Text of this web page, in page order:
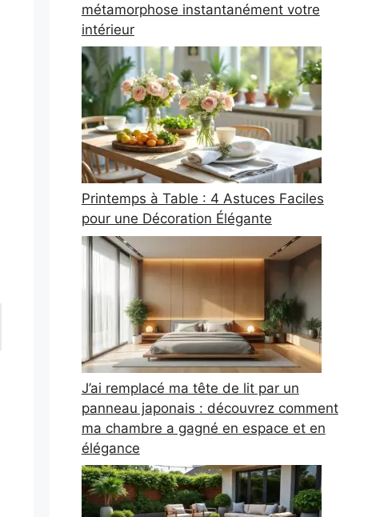
métamorphose instantanément votre
intérieur
Printemps à Table : 4 Astuces Faciles
pour une Décoration Élégante
J’ai remplacé ma tête de lit par un
panneau japonais : découvrez comment
ma chambre a gagné en espace et en
élégance